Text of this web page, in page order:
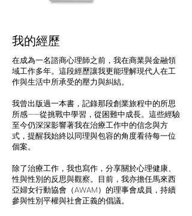
我的經歷
在成為一名諮商心理師之前，我在商業與金融領
域工作多年。這段經歷讓我更能理解現代人在工
作與生活中所承受的壓力與糾結。
我曾出版過一本書，記錄那段創業旅程中的所思
所感——從挑戰中學習，從困難中成長。這些經驗
至今仍深深影響著我在治療工作中的信念與方
式，提醒我始終以同理與包容的角度看待每一位
個案。
除了治療工作，我也寫作，分享關於心理健康、
性與性別的反思與觀察。目前，我亦擔任馬來西
亞婦女行動協會（AWAM）的理事會成員，持續
參與性別平權與社會正義的倡議。